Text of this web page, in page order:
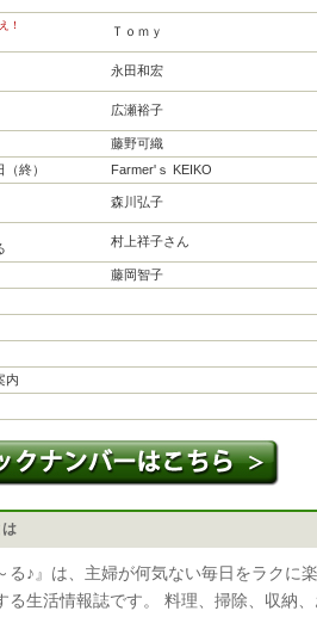
！ Ｔｏｍｙ
永田和宏
広瀬裕子
藤野可織
終）
Farmer'ｓ KEIKO
森川弘子
村上祥子さん
藤岡智子
内
は
る♪』は、主婦が何気ない毎日をラクに楽
る生活情報誌です。 料理、掃除、収納